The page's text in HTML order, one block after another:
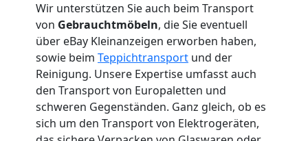
Wir unterstützen Sie auch beim Transport
von Gebrauchtmöbeln, die Sie eventuell
über eBay Kleinanzeigen erworben haben,
sowie beim Teppichtransport und der
Reinigung. Unsere Expertise umfasst auch
den Transport von Europaletten und
schweren Gegenständen. Ganz gleich, ob es
sich um den Transport von Elektrogeräten,
LKW
Wolfsberg